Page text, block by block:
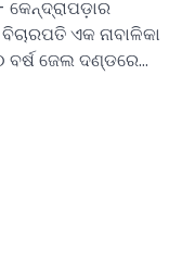
କେନ୍ଦ୍ରାପଡ଼ାର
ଏକ ନାବାଳିକା
ବର୍ଷ ଜେଲ ଦଣ୍ଡରେ…